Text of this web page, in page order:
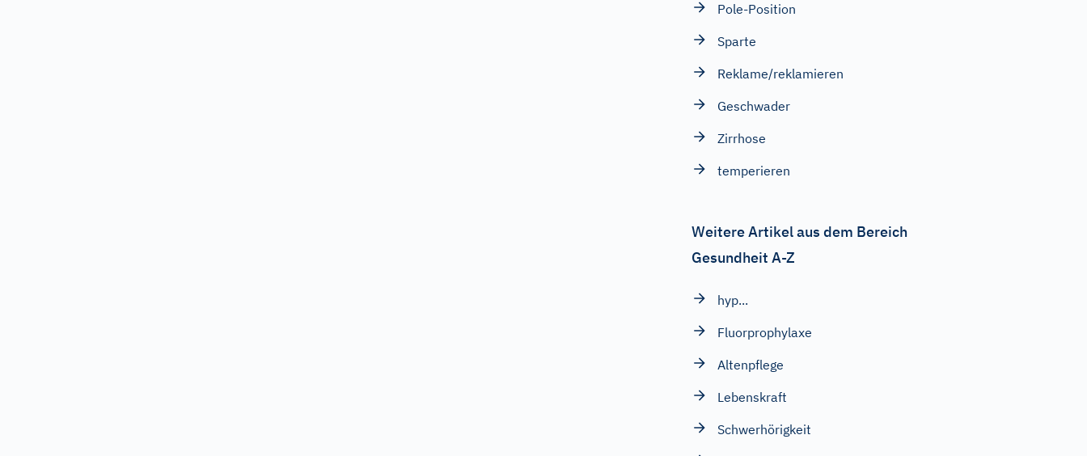
Pole-Position
Sparte
Reklame/reklamieren
Geschwader
Zirrhose
temperieren
Weitere Artikel aus dem Bereich
Gesundheit A-Z
hyp...
Fluorprophylaxe
Altenpflege
Lebenskraft
Schwerhörigkeit